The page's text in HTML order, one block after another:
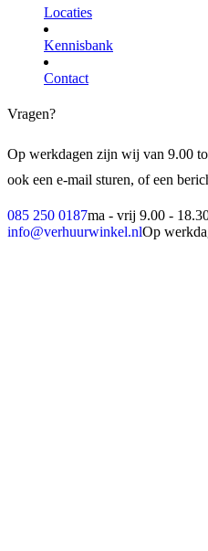
Locaties
Kennisbank
Contact
Vragen?
Op werkdagen zijn wij van 9.00
ook een e-mail sturen, of een
085 250 0187ma - vrij 9.00 -
info@verhuurwinkel.nlOp